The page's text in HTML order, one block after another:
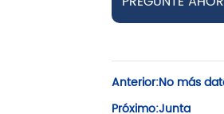
Anterior:No más
Próximo:Junta